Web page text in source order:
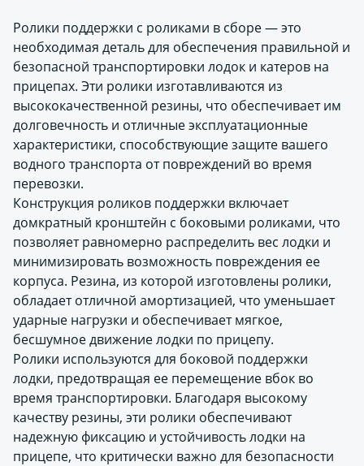
Ролики поддержки с роликами в сборе — это
необходимая деталь для обеспечения правильной и
безопасной транспортировки лодок и катеров на
прицепах. Эти ролики изготавливаются из
высококачественной резины, что обеспечивает им
долговечность и отличные эксплуатационные
характеристики, способствующие защите вашего
водного транспорта от повреждений во время
перевозки.
Конструкция роликов поддержки включает
домкратный кронштейн с боковыми роликами, что
позволяет равномерно распределить вес лодки и
минимизировать возможность повреждения ее
корпуса. Резина, из которой изготовлены ролики,
обладает отличной амортизацией, что уменьшает
ударные нагрузки и обеспечивает мягкое,
бесшумное движение лодки по прицепу.
Ролики используются для боковой поддержки
лодки, предотвращая ее перемещение вбок во
время транспортировки. Благодаря высокому
качеству резины, эти ролики обеспечивают
надежную фиксацию и устойчивость лодки на
прицепе, что критически важно для безопасности